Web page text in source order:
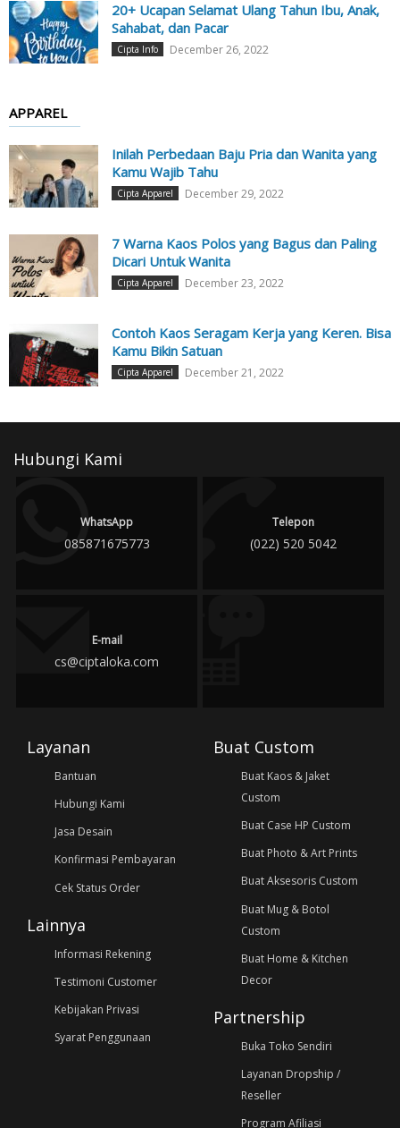
20+ Ucapan Selamat Ulang Tahun Ibu, Anak,
Sahabat, dan Pacar
Cipta Info December 26, 2022
APPAREL
Inilah Perbedaan Baju Pria dan Wanita yang
Kamu Wajib Tahu
Cipta Apparel December 29, 2022
7 Warna Kaos Polos yang Bagus dan Paling
Dicari Untuk Wanita
Cipta Apparel December 23, 2022
Contoh Kaos Seragam Kerja yang Keren. Bisa
Kamu Bikin Satuan
Cipta Apparel December 21, 2022
Hubungi Kami
WhatsApp
085871675773
Telepon
(022) 520 5042
E-mail
cs@ciptaloka.com
Layanan
Bantuan
Hubungi Kami
Jasa Desain
Konfirmasi Pembayaran
Cek Status Order
Lainnya
Informasi Rekening
Testimoni Customer
Kebijakan Privasi
Syarat Penggunaan
Buat Custom
Buat Kaos & Jaket
Custom
Buat Case HP Custom
Buat Photo & Art Prints
Buat Aksesoris Custom
Buat Mug & Botol
Custom
Buat Home & Kitchen
Decor
Partnership
Buka Toko Sendiri
Layanan Dropship /
Reseller
Program Afiliasi